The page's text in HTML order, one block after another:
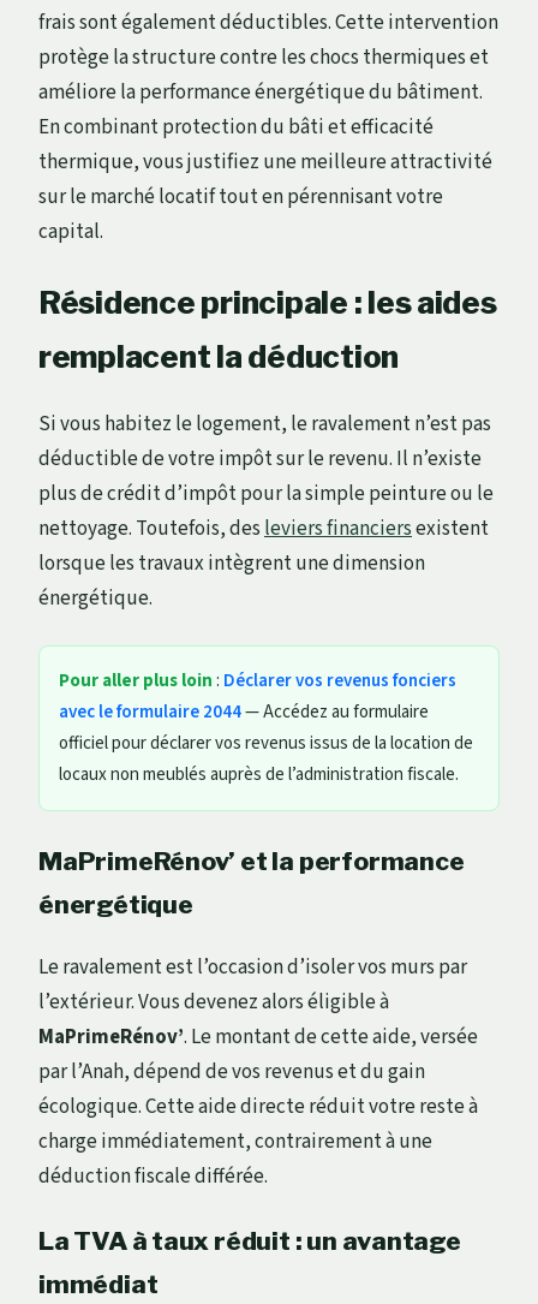
frais sont également déductibles. Cette intervention
protège la structure contre les chocs thermiques et
améliore la performance énergétique du bâtiment.
En combinant protection du bâti et efficacité
thermique, vous justifiez une meilleure attractivité
sur le marché locatif tout en pérennisant votre
capital.
Résidence principale : les aides
remplacent la déduction
Si vous habitez le logement, le ravalement n’est pas
déductible de votre impôt sur le revenu. Il n’existe
plus de crédit d’impôt pour la simple peinture ou le
nettoyage. Toutefois, desleviers financiersexistent
lorsque les travaux intègrent une dimension
énergétique.
Pour aller plus loin : Déclarer vos revenus fonciers
avec le formulaire 2044— Accédez au formulaire
officiel pour déclarer vos revenus issus de la location de
locaux non meublés auprès de l’administration fiscale.
MaPrimeRénov’ et la performance
énergétique
Le ravalement est l’occasion d’isoler vos murs par
l’extérieur. Vous devenez alors éligible à
MaPrimeRénov’. Le montant de cette aide, versée
par l’Anah, dépend de vos revenus et du gain
écologique. Cette aide directe réduit votre reste à
charge immédiatement, contrairement à une
déduction fiscale différée.
La TVA à taux réduit : un avantage
immédiat